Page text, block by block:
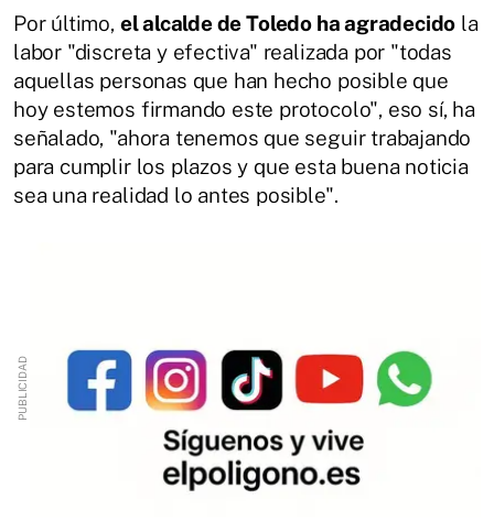
Por último, el alcalde de Toledo ha agradecido la
labor "discreta y efectiva" realizada por "todas
aquellas personas que han hecho posible que
hoy estemos firmando este protocolo", eso sí, ha
señalado, "ahora tenemos que seguir trabajando
para cumplir los plazos y que esta buena noticia
sea una realidad lo antes posible".